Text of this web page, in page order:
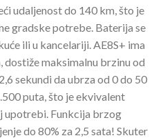
udaljenost do 140 km, što je
gradske potrebe. Baterija se
ili u kancelariji. AE8S+ ima
maksimalnu brzinu od
sekundi da ubrza od 0 do 50
puta, što je ekvivalent
upotrebi. Funkcija brzog
do 80% za 2,5 sata! Skuter